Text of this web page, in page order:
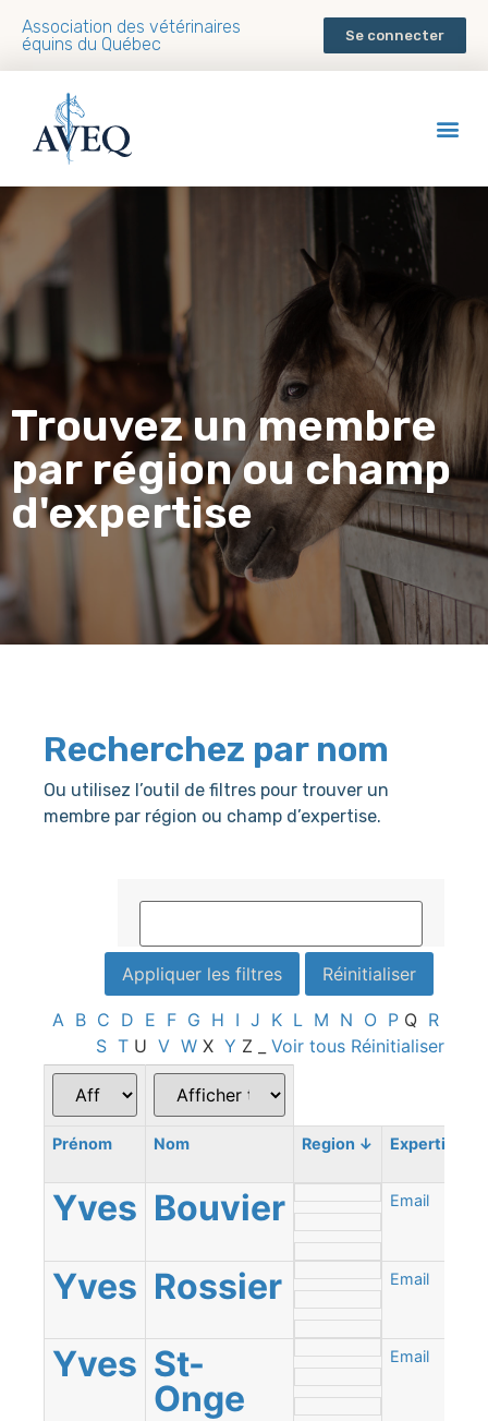
Association des vétérinaires
équins du Québec
Se connecter
Trouvez un membre
par région ou champ
d'expertise
Recherchez par nom
Ou utilisez l’outil de filtres pour trouver un
membre par région ou champ d’expertise.
A B C D E F G H I J K L M N O P Q R
S T U V W X Y Z Voir tous Réinitialiser
Prénom Nom Region ↓ Expertise
Yves Bouvier Email
Yves Rossier Email
Yves St-
Onge
Email